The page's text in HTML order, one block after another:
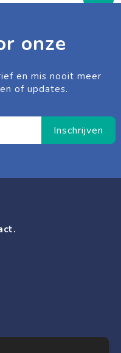
onze
en mis nooit meer
of updates.